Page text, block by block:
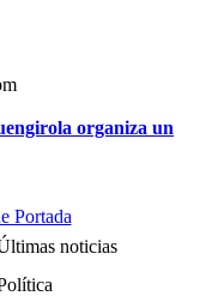
organiza un
Portada
noticias